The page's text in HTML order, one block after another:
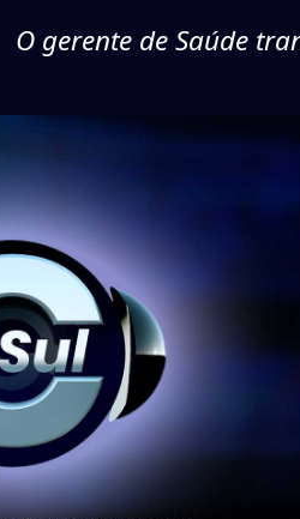
O gerente de Saúde